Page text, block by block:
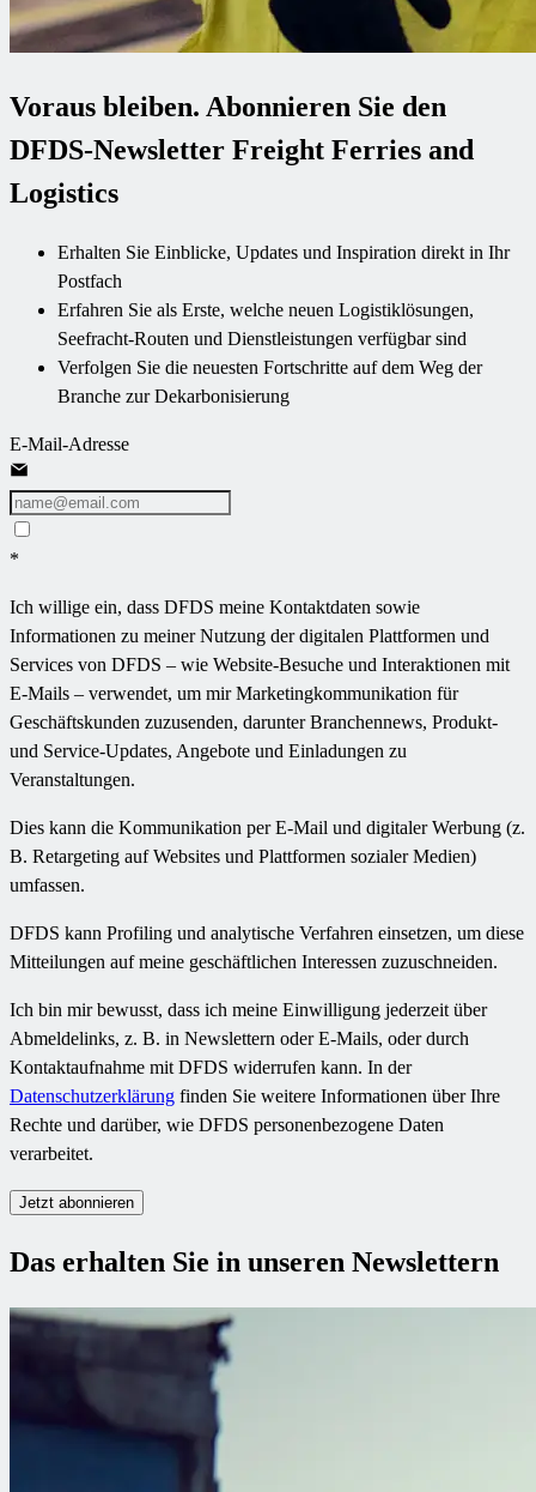
Voraus bleiben. Abonnieren Sie den
DFDS-Newsletter Freight Ferries and
Logistics
Erhalten Sie Einblicke, Updates und Inspiration direkt in Ihr
Postfach
Erfahren Sie als Erste, welche neuen Logistiklösungen,
Seefracht-Routen und Dienstleistungen verfügbar sind
Verfolgen Sie die neuesten Fortschritte auf dem Weg der
Branche zur Dekarbonisierung
E-Mail-Adresse
*
Ich willige ein, dass DFDS meine Kontaktdaten sowie
Informationen zu meiner Nutzung der digitalen Plattformen und
Services von DFDS – wie Website-Besuche und Interaktionen mit
E-Mails – verwendet, um mir Marketingkommunikation für
Geschäftskunden zuzusenden, darunter Branchennews, Produkt-
und Service-Updates, Angebote und Einladungen zu
Veranstaltungen.
Dies kann die Kommunikation per E-Mail und digitaler Werbung (z.
B. Retargeting auf Websites und Plattformen sozialer Medien)
umfassen.
DFDS kann Profiling und analytische Verfahren einsetzen, um diese
Mitteilungen auf meine geschäftlichen Interessen zuzuschneiden.
Ich bin mir bewusst, dass ich meine Einwilligung jederzeit über
Abmeldelinks, z. B. in Newslettern oder E-Mails, oder durch
Kontaktaufnahme mit DFDS widerrufen kann. In der
Datenschutzerklärung finden Sie weitere Informationen über Ihre
Rechte und darüber, wie DFDS personenbezogene Daten
verarbeitet.
Jetzt abonnieren
Das erhalten Sie in unseren Newslettern